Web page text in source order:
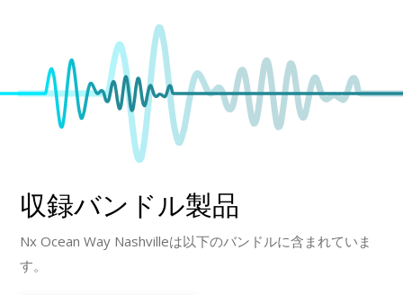
収録バンドル製品
Nx Ocean Way Nashvilleは以下のバンドルに含まれていま
す。